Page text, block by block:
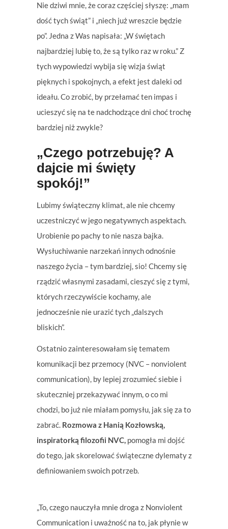
Nie dziwi mnie, że coraz częściej słyszę: „mam
dość tych świąt” i „niech już wreszcie będzie
po”. Jedna z Was napisała: „W świętach
najbardziej lubię to, że są tylko raz w roku.” Z
tych wypowiedzi wybija się wizja świąt
pięknych i spokojnych, a efekt jest daleki od
ideału. Co zrobić, by przełamać ten impas i
ucieszyć się na te nadchodzące dni choć trochę
bardziej niż zwykle?
„Czego potrzebuję? A
dajcie mi święty
spokój!”
Lubimy świąteczny klimat, ale nie chcemy
uczestniczyć w jego negatywnych aspektach.
Urobienie po pachy to nie nasza bajka.
Wysłuchiwanie narzekań innych odnośnie
naszego życia – tym bardziej, sio! Chcemy się
rządzić własnymi zasadami, cieszyć się z tymi,
których rzeczywiście kochamy, ale
jednocześnie nie urazić tych „dalszych
bliskich”.
Ostatnio zainteresowałam się tematem
komunikacji bez przemocy (NVC – nonviolent
communication), by lepiej zrozumieć siebie i
skuteczniej przekazywać innym, o co mi
chodzi, bo już nie miałam pomysłu, jak się za to
zabrać. Rozmowa z Hanią Kozłowską,
inspiratorką filozofii NVC,pomogła mi dojść
do tego, jak skorelować świąteczne dylematy z
definiowaniem swoich potrzeb.
„To, czego nauczyła mnie droga z Nonviolent
Communication i uważność na to, jak płynie w